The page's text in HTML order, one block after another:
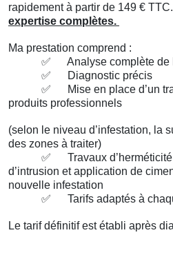
rapidement à partir de 149 € TTC.
expertise complètes.
Ma prestation comprend :
✅
Analyse complète de
✅
Diagnostic précis
✅
Mise en place d’un
produits professionnels
(selon le niveau d’infestation, la
des zones à traiter)
✅
Travaux
d’intrusion et application de
nouvelle infestation
✅
Tarifs adaptés à
Le tarif définitif est établi après